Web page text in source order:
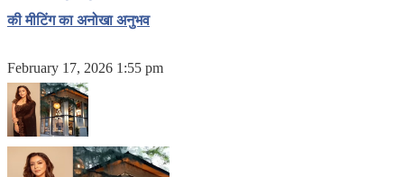
की मीटिंग का अनोखा अनुभव
February 17, 2026 1:55 pm